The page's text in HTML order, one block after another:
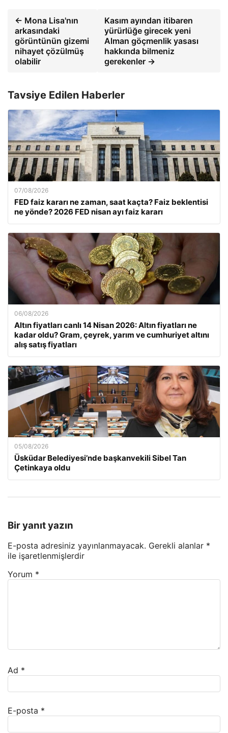
← Mona Lisa'nın
arkasındaki
görüntünün gizemi
nihayet çözülmüş
olabilir
Kasım ayından itibaren
yürürlüğe girecek yeni
Alman göçmenlik yasası
hakkında bilmeniz
gerekenler →
Tavsiye Edilen Haberler
07/08/2026
FED faiz kararı ne zaman, saat kaçta? Faiz beklentisi
ne yönde? 2026 FED nisan ayı faiz kararı
06/08/2026
Altın fiyatları canlı 14 Nisan 2026: Altın fiyatları ne
kadar oldu? Gram, çeyrek, yarım ve cumhuriyet altını
alış satış fiyatları
05/08/2026
Üsküdar Belediyesi’nde başkanvekili Sibel Tan
Çetinkaya oldu
Bir yanıt yazın
E-posta adresiniz yayınlanmayacak. Gerekli alanlar *
ile işaretlenmişlerdir
Yorum *
Ad *
E-posta *